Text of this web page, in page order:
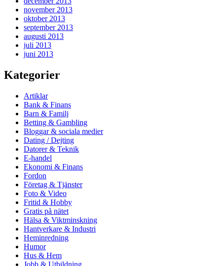
november 2013
oktober 2013
september 2013
augusti 2013
juli 2013
juni 2013
Kategorier
Artiklar
Bank & Finans
Barn & Familj
Betting & Gambling
Bloggar & sociala medier
Dating / Dejting
Datorer & Teknik
E-handel
Ekonomi & Finans
Fordon
Företag & Tjänster
Foto & Video
Fritid & Hobby
Gratis på nätet
Hälsa & Viktminskning
Hantverkare & Industri
Heminredning
Humor
Hus & Hem
Jobb & Utbildning